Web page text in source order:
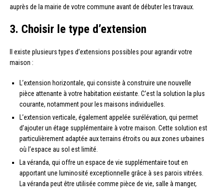
auprès de la mairie de votre commune avant de débuter les travaux.
3. Choisir le type d’extension
Il existe plusieurs types d’extensions possibles pour agrandir votre
maison :
L’extension horizontale, qui consiste à construire une nouvelle
pièce attenante à votre habitation existante. C’est la solution la plus
courante, notamment pour les maisons individuelles.
L’extension verticale, également appelée surélévation, qui permet
d’ajouter un étage supplémentaire à votre maison. Cette solution est
particulièrement adaptée aux terrains étroits ou aux zones urbaines
où l’espace au sol est limité.
La véranda, qui offre un espace de vie supplémentaire tout en
apportant une luminosité exceptionnelle grâce à ses parois vitrées.
La véranda peut être utilisée comme pièce de vie, salle à manger,